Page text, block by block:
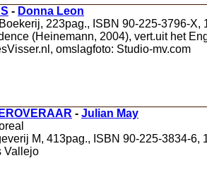
- Donna Leon
223pag., ISBN 90-225-3796-X,
(Heinemann, 2004), vert.uit het
omslagfoto: Studio-mv.com
- Julian May
M, 413pag., ISBN 90-225-3834-
Vallejo